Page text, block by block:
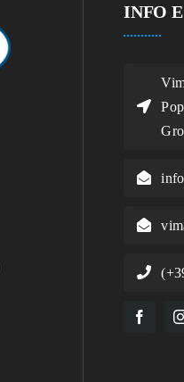
INFO